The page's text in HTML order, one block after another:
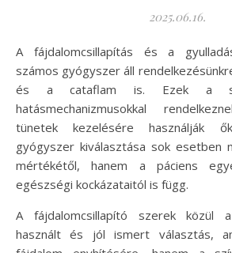
2025.06.16.
A fájdalomcsillapítás és a gyulladáscsökkentés terén
számos gyógyszer áll
és a cataflam is. Ezek a
hatásmechanizmusokkal
tünetek kezelésére használják
gyógyszer kiválasztása sok esetben
mértékétől, hanem a páciens
egészségi kockázataitól is függ.
A fájdalomcsillapító szerek közül
használt és jól ismert választás,